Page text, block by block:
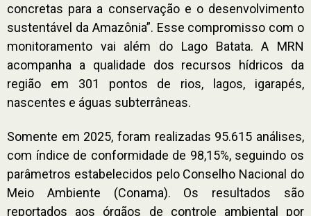
concretas para a conservação e o desenvolvimento
sustentável da Amazônia”. Esse compromisso com o
monitoramento vai além do Lago Batata. A MRN
acompanha a qualidade dos recursos hídricos da
região em 301 pontos de rios, lagos, igarapés,
nascentes e águas subterrâneas.
Somente em 2025, foram realizadas 95.615 análises,
com índice de conformidade de 98,15%, seguindo os
parâmetros estabelecidos pelo Conselho Nacional do
Meio Ambiente (Conama). Os resultados são
reportados aos órgãos de controle ambiental por